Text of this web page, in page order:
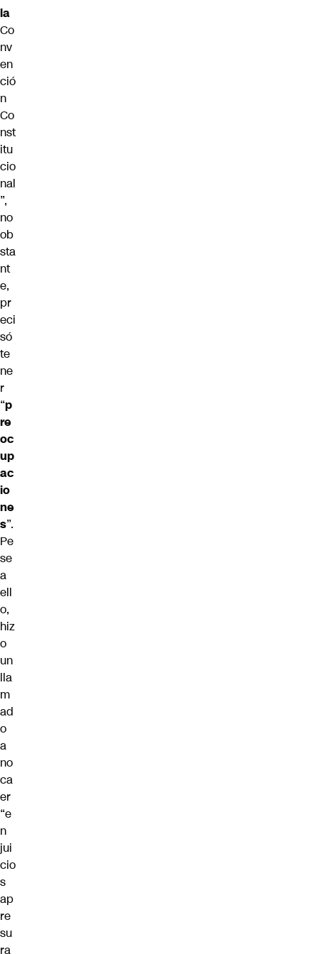
la
Co
nv
en
ció
n
Co
nst
itu
cio
nal
”,
no
ob
sta
nt
e,
pr
eci
só
te
ne
r
“p
re
oc
up
ac
io
ne
s”.
Pe
se
a
ell
o,
hiz
o
un
lla
m
ad
o
a
no
ca
er
“e
n
jui
cio
s
ap
re
su
ra